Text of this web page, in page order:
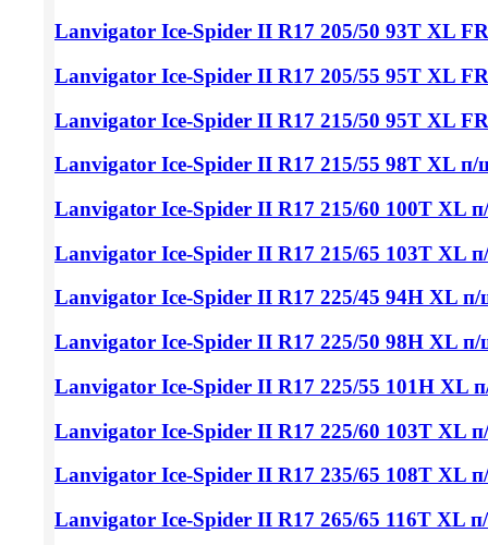
Lanvigator Ice-Spider II R17 205/50 93T XL
Lanvigator Ice-Spider II R17 205/55 95T XL FR
Lanvigator Ice-Spider II R17 215/50 95T XL FR
Lanvigator Ice-Spider II R17 215/55 98T XL п/
Lanvigator Ice-Spider II R17 215/60 100T XL
Lanvigator Ice-Spider II R17 215/65 103T XL
Lanvigator Ice-Spider II R17 225/45 94H XL
Lanvigator Ice-Spider II R17 225/50 98H XL
Lanvigator Ice-Spider II R17 225/55 101H XL
Lanvigator Ice-Spider II R17 225/60 103T XL
Lanvigator Ice-Spider II R17 235/65 108T XL
Lanvigator Ice-Spider II R17 265/65 116T XL